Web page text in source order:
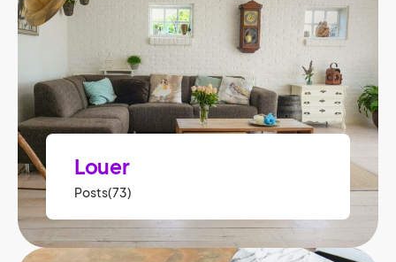
Louer
Posts(73)